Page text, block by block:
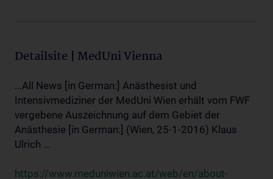
Detailsite | MedUni Vienna
...All News [in German:] Anästhesist und
Intensivmediziner der MedUni Wien erhält vom FWF
vergebene Auszeichnung auf dem Gebiet der
Anästhesie [in German:] (Wien, 25-1-2016) Klaus
Ulrich ...
https://www.meduniwien.ac.at/web/en/about-